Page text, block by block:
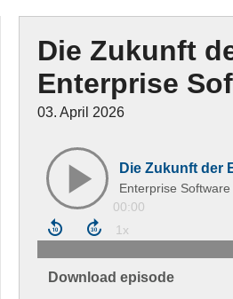
Die Zukunft
Enterprise
03. April 2026
Enterprise
00:00
Download episode